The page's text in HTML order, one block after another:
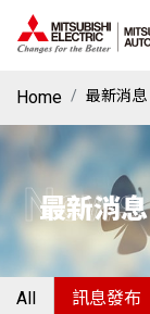
Home 最新消息
最新消息
News
All 訊息發布